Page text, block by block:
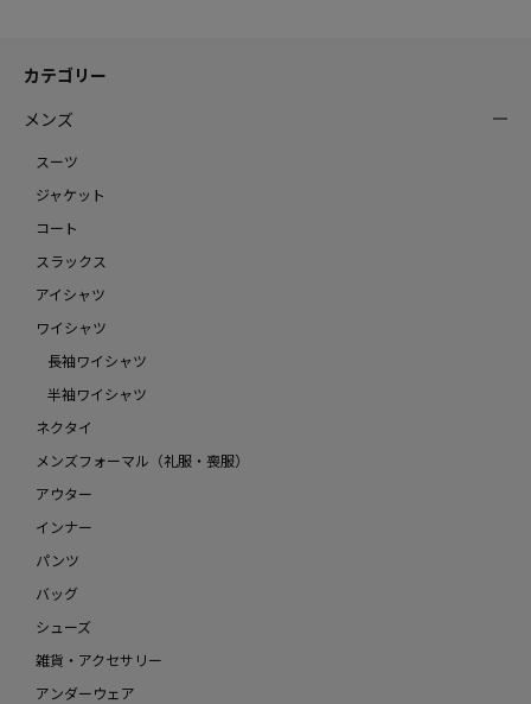
カテゴリー
メンズ
スーツ
ジャケット
コート
スラックス
アイシャツ
ワイシャツ
長袖ワイシャツ
半袖ワイシャツ
ネクタイ
メンズフォーマル（礼服・喪服）
アウター
インナー
パンツ
バッグ
シューズ
雑貨・アクセサリー
アンダーウェア